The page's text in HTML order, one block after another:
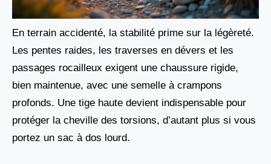
En terrain accidenté, la stabilité prime sur la légèreté.
Les pentes raides, les traverses en dévers et les
passages rocailleux exigent une chaussure rigide,
bien maintenue, avec une semelle à crampons
profonds. Une tige haute devient indispensable pour
protéger la cheville des torsions, d’autant plus si vous
portez un sac à dos lourd.